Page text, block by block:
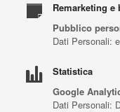
Remarketing e
Pubblico
Dati Personali:
Statistica
Google
Dati Personali: